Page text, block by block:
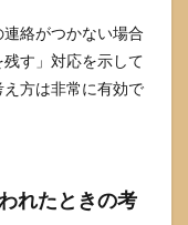
絡がつかない場合
す」対応を示して
方は非常に有効で
れたときの考